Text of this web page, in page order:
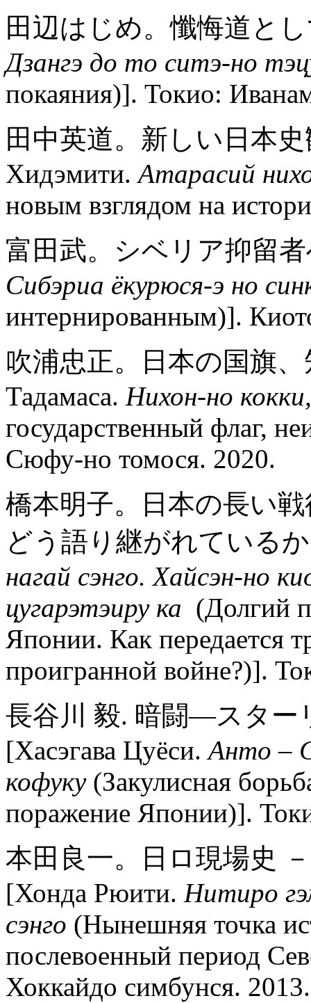
田辺はじめ。懺悔道と
Дзангэ до то ситэ-но
покаяния)]. Токио:
田中英道。新しい日本
Хидэмити.Атарасий
новым взглядом на
富田武。シベリア抑留者
Сибэриа ёкурюся-э но
интернированным)].
吹浦忠正。日本の国旗
Тадамаса. Нихон-но
государственный флаг,
Сюфу-но томося. 2020.
橋本明子。日本の長い
どう語り継がれている
нагай сэнго. Хайсэн-но
цугарэтэиру ка (Долгий
Японии. Как передается
проигранной войне?)].
長谷川 毅. 暗闘―スター
[Хасэгава Цуёси.Анто –
кофуку (Закулисная
поражение Японии)].
本田良一。日ロ現場史
[Хонда Рюити. Нитиро
сэнго (Нынешняя точка
послевоенный период
Хоккайдо симбунся. 2013.